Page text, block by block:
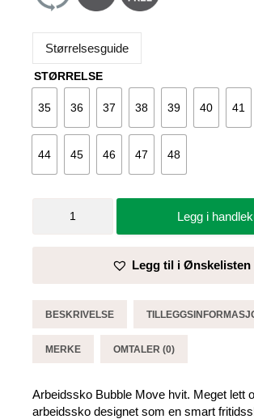
Størrelsesguide
STØRRELSE
35 36 37 38 39 40 41
44 45 46 47 48
antall
Legg i
Legg til i Ønskelisten
BESKRIVELSE
MERKE OMTALER (0)
Arbeidssko Bubble Move hvit. Meget lett
arbeidssko designet som en smart